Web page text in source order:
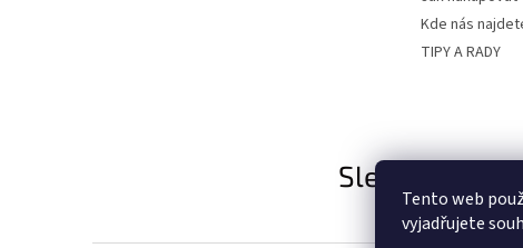
Tento web
vyjadřujete
Kde nás
TIPY A RADY
Sledujte nás